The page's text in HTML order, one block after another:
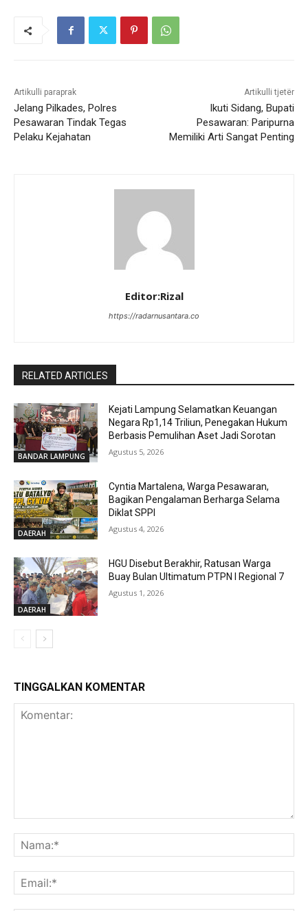
Artikulli paraprak
Jelang Pilkades, Polres
Pesawaran Tindak Tegas
Pelaku Kejahatan
Artikulli tjetër
Ikuti Sidang, Bupati
Pesawaran: Paripurna
Memiliki Arti Sangat Penting
Editor:Rizal
https://radarnusantara.co
RELATED ARTICLES
BANDAR LAMPUNG
Kejati Lampung Selamatkan Keuangan
Negara Rp1,14 Triliun, Penegakan Hukum
Berbasis Pemulihan Aset Jadi Sorotan
Agustus 5, 2026
DAERAH
Cyntia Martalena, Warga Pesawaran,
Bagikan Pengalaman Berharga Selama
Diklat SPPI
Agustus 4, 2026
DAERAH
HGU Disebut Berakhir, Ratusan Warga
Buay Bulan Ultimatum PTPN I Regional 7
Agustus 1, 2026
TINGGALKAN KOMENTAR